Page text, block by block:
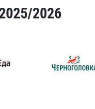
2026